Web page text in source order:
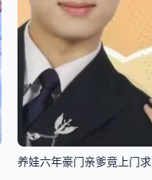
养娃六年豪门亲爹竟上门